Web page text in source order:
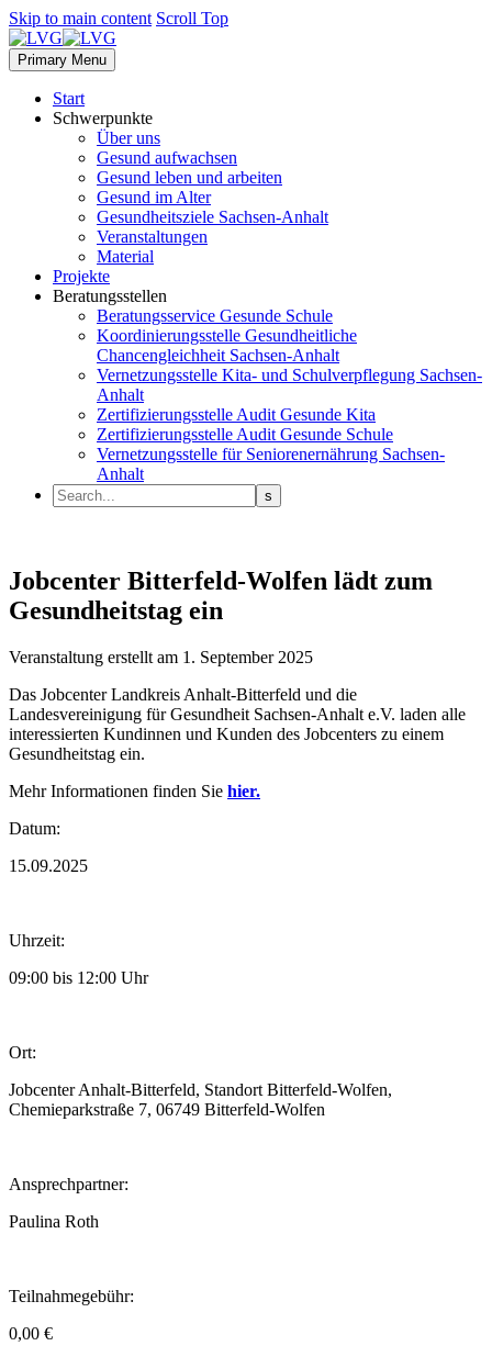
Skip to main content Scroll Top
Primary Menu
Start
Schwerpunkte
Über uns
Gesund aufwachsen
Gesund leben und arbeiten
Gesund im Alter
Gesundheitsziele Sachsen-Anhalt
Veranstaltungen
Material
Projekte
Beratungsstellen
Beratungsservice Gesunde Schule
Koordinierungsstelle Gesundheitliche
Chancengleichheit Sachsen-Anhalt
Vernetzungsstelle Kita- und Schulverpflegung Sachsen-
Anhalt
Zertifizierungsstelle Audit Gesunde Kita
Zertifizierungsstelle Audit Gesunde Schule
Vernetzungsstelle für Seniorenernährung Sachsen-
Anhalt
Jobcenter Bitterfeld-Wolfen lädt zum
Gesundheitstag ein
Veranstaltung erstellt am 1. September 2025
Das Jobcenter Landkreis Anhalt-Bitterfeld und die
Landesvereinigung für Gesundheit Sachsen-Anhalt e.V. laden alle
interessierten Kundinnen und Kunden des Jobcenters zu einem
Gesundheitstag ein.
Mehr Informationen finden Sie hier.
Datum:
15.09.2025
Uhrzeit:
09:00 bis 12:00 Uhr
Ort:
Jobcenter Anhalt-Bitterfeld, Standort Bitterfeld-Wolfen,
Chemieparkstraße 7, 06749 Bitterfeld-Wolfen
Ansprechpartner:
Paulina Roth
Teilnahmegebühr:
0,00 €